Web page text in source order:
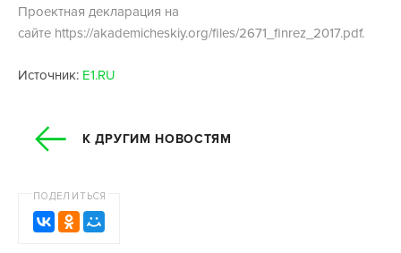
Проектная декларация на
сайте https://akademicheskiy.org/files/2671_finrez_2017.pdf.
Источник: E1.RU
К ДРУГИМ НОВОСТЯМ
ПОДЕЛИТЬСЯ